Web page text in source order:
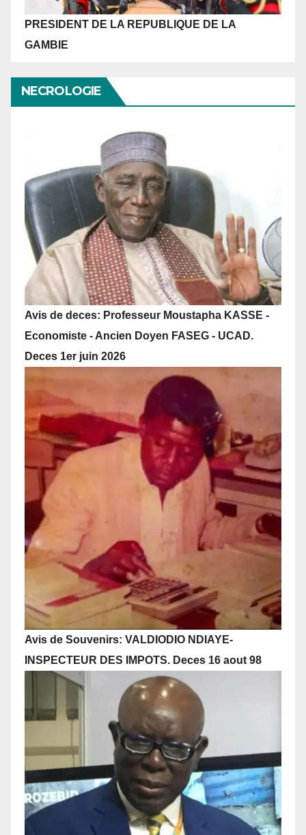
PRESIDENT DE LA REPUBLIQUE DE LA
GAMBIE
NECROLOGIE
Avis de deces: Professeur Moustapha KASSE -
Economiste - Ancien Doyen FASEG - UCAD.
Deces 1er juin 2026
Avis de Souvenirs: VALDIODIO NDIAYE-
INSPECTEUR DES IMPOTS. Deces 16 aout 98